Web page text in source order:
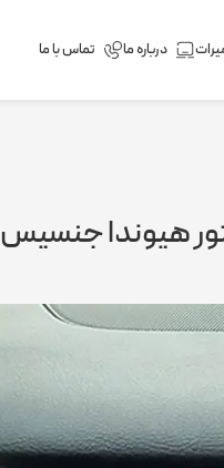
درباره ما تماس با ما
هیوندا جنسیس